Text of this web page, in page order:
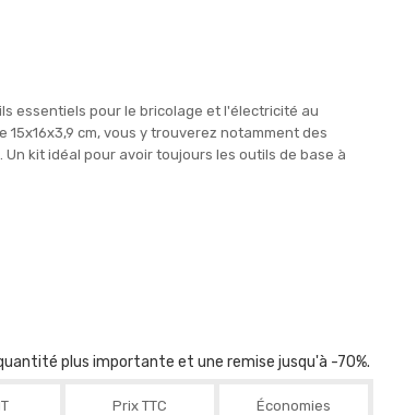
essentiels pour le bricolage et l'électricité au
cm, vous y trouverez notamment des
kit idéal pour avoir toujours les outils de base à
plus importante et une remise jusqu'à -70%.
Prix TTC Économies